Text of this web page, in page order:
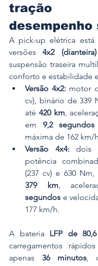
desempenho
A pick-up elétrica está
versões 4x2 (dianteira)
suspensão traseira
conforto e estabilidade
Versão 4x2: motor
cv), binário de 339
até 420 km,
em 9,2 segundos
máxima de 162 km/
Versão 4x4: dois
potência
379 km,
segundos e
177 km/h.
A bateria LFP de
carregamentos
apenas 36 minutos,